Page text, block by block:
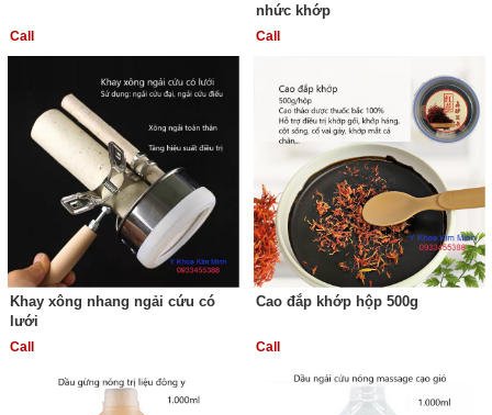
Call
nhức khớp
Call
Khay xông nhang ngải cứu có
lưới
Call
Cao đắp khớp hộp 500g
Call